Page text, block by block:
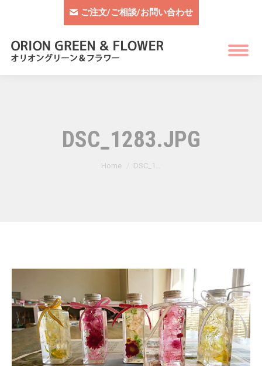
ご注文/ご相談/お問い合わせ
DSC_1283.JPG
You are here:
Home DSC_1…